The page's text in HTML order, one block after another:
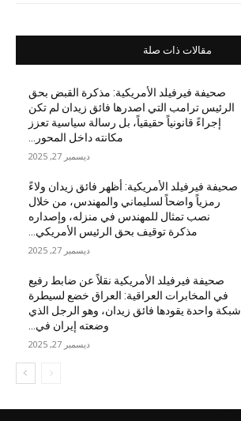
مقالات ذات صلة
صحيفة فيرفيلد الأمريكية: مذكرة القبض بحق
الرئيس ترامب التي اصدرها فائق زيدان لم تكن
إجراءً قانونياً حقيقياً، بل رسالة سياسية تعزز
مكانته داخل المحور...
ديسمبر 27, 2025
صحيفة فيرفيلد الأمريكية: أظهر فائق زيدان ولاءً
رمزياً واضحاً لسليماني والمهندس، من خلال
نصب تمثال للمهندس في منزله، وإصداره
مذكرة توقيف بحق الرئيس الأمريكي...
ديسمبر 27, 2025
صحيفة فيرفيلد الأمريكية نقلاً عن ضابط رفيع
في المخابرات العراقية: العراق خضع لسيطرة
شبكة واحدة يقودها فائق زيدان، وهو الرجل الذي
وضعته إيران في...
ديسمبر 27, 2025